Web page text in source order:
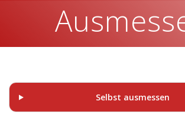
Selbst ausmessen